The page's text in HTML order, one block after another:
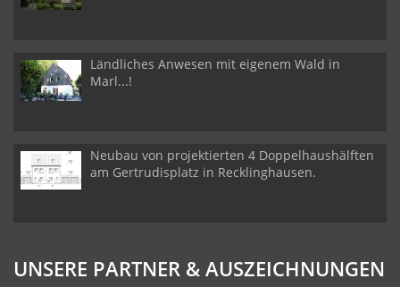
Ländliches Anwesen mit eigenem Wald in
Marl...!
Neubau von projektierten 4 Doppelhaushälften
am Gertrudisplatz in Recklinghausen.
UNSERE PARTNER & AUSZEICHNUNGEN